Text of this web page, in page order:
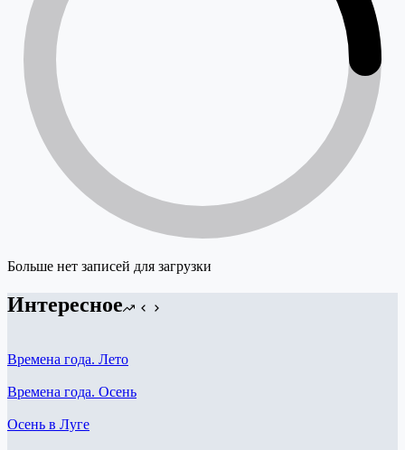
Больше нет записей для загрузки
Интересное
Времена года. Лето
Времена года. Осень
Осень в Луге